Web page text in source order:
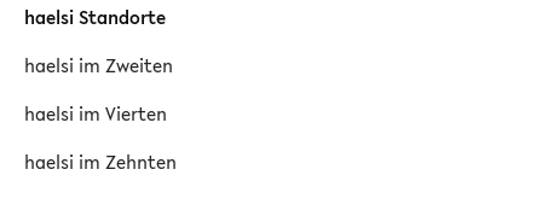
haelsi Standorte
haelsi im Zweiten
haelsi im Vierten
haelsi im Zehnten